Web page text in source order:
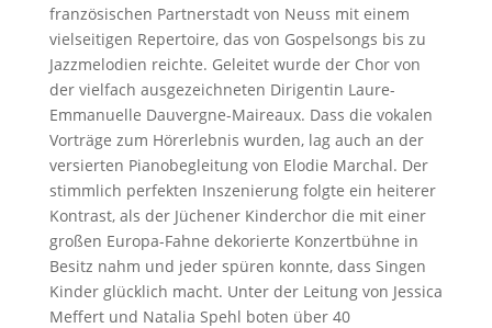
französischen Partnerstadt von Neuss mit einem
vielseitigen Repertoire, das von Gospelsongs bis zu
Jazzmelodien reichte. Geleitet wurde der Chor von
der vielfach ausgezeichneten Dirigentin Laure-
Emmanuelle Dauvergne-Maireaux. Dass die vokalen
Vorträge zum Hörerlebnis wurden, lag auch an der
versierten Pianobegleitung von Elodie Marchal. Der
stimmlich perfekten Inszenierung folgte ein heiterer
Kontrast, als der Jüchener Kinderchor die mit einer
großen Europa-Fahne dekorierte Konzertbühne in
Besitz nahm und jeder spüren konnte, dass Singen
Kinder glücklich macht. Unter der Leitung von Jessica
Meffert und Natalia Spehl boten über 40